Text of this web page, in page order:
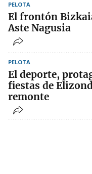
PELOTA
El frontón
Aste Nagusia
PELOTA
El deporte,
fiestas de
remonte